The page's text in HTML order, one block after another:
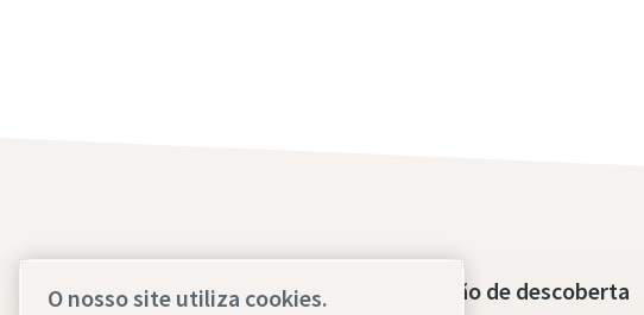
Contacte-nos hoje mesmo Secção de descoberta
O nosso site utiliza cookies.